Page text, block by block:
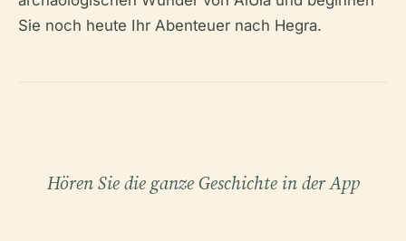
Sie noch heute Ihr Abenteuer nach Hegra.
Hören Sie die ganze Geschichte in der App